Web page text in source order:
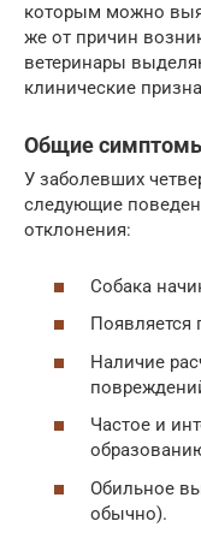
которым можно
же от причин
ветеринары
клинические
Общие
У заболевших
следующие
отклонения:
Собака
Появляется
Наличие
Частое и
Обильное
обычно).